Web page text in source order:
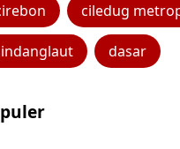
ciledug
dasar